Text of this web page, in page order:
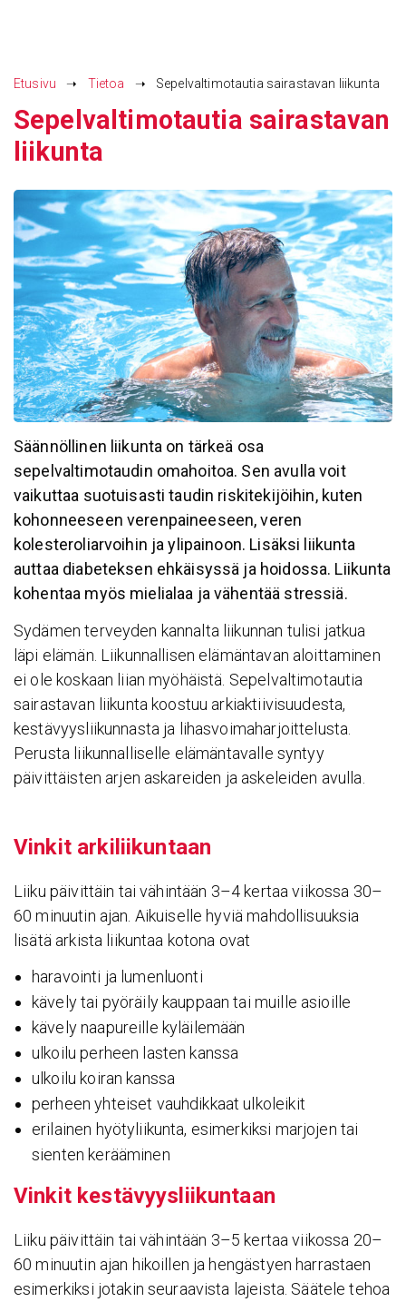
Etusivu ➝ Tietoa ➝ Sepelvaltimotautia sairastavan liikunta
Sepel­val­ti­mo­tautia sairas­tavan
liikunta
Säännöllinen liikunta on tärkeä osa
sepelvaltimotaudin omahoitoa. Sen avulla voit
vaikuttaa suotuisasti taudin riskitekijöihin, kuten
kohonneeseen verenpaineeseen, veren
kolesteroliarvoihin ja ylipainoon. Lisäksi liikunta
auttaa diabeteksen ehkäisyssä ja hoidossa. Liikunta
kohentaa myös mielialaa ja vähentää stressiä.
Sydämen terveyden kannalta liikunnan tulisi jatkua
läpi elämän. Liikunnallisen elämäntavan aloittaminen
ei ole koskaan liian myöhäistä. Sepelvaltimotautia
sairastavan liikunta koostuu arkiaktiivisuudesta,
kestävyysliikunnasta ja lihasvoimaharjoittelusta.
Perusta liikunnalliselle elämäntavalle syntyy
päivittäisten arjen askareiden ja askeleiden avulla.
Vinkit arki­lii­kun­taan
Liiku päivittäin tai vähintään 3–4 kertaa viikossa 30–
60 minuutin ajan. Aikuiselle hyviä mahdollisuuksia
lisätä arkista liikuntaa kotona ovat
haravointi ja lumenluonti
kävely tai pyöräily kauppaan tai muille asioille
kävely naapureille kyläilemään
ulkoilu perheen lasten kanssa
ulkoilu koiran kanssa
perheen yhteiset vauhdikkaat ulkoleikit
erilainen hyötyliikunta, esimerkiksi marjojen tai
sienten kerääminen
Vinkit kestä­vyys­lii­kun­taan
Liiku päivittäin tai vähintään 3–5 kertaa viikossa 20–
60 minuutin ajan hikoillen ja hengästyen harrastaen
esimerkiksi jotakin seuraavista lajeista. Säätele tehoa